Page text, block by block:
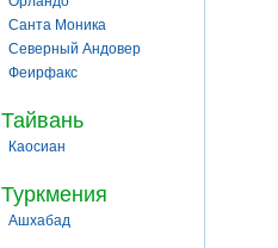
Санта Моника
Северный Андовер
Феирфакс
Тайвань
Каосиан
Туркмения
Ашхабад